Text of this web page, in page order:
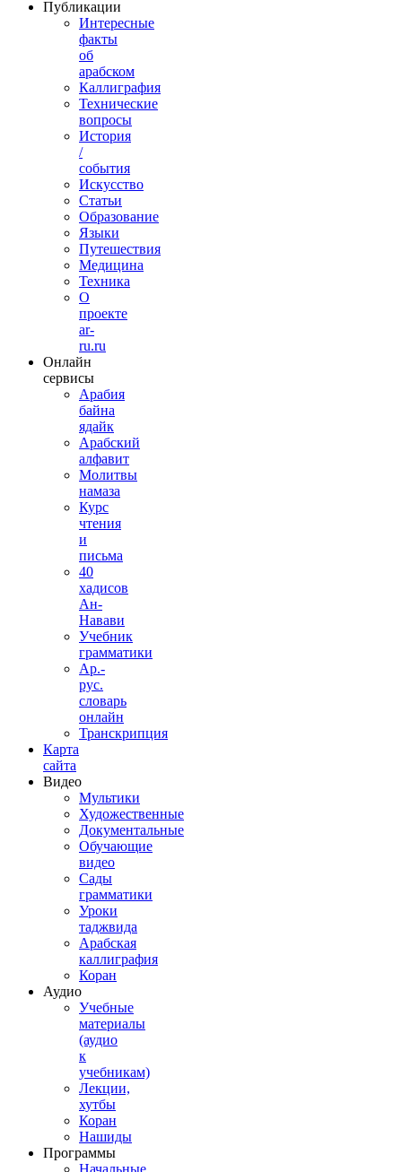
Публикации
Интересные
факты
об
арабском
Каллиграфия
Технические
вопросы
История
/
события
Искусство
Статьи
Образование
Языки
Путешествия
Медицина
Техника
О
проекте
ar-
ru.ru
Онлайн
сервисы
Арабия
байна
ядайк
Арабский
алфавит
Молитвы
намаза
Курс
чтения
и
письма
40
хадисов
Ан-
Навави
Учебник
грамматики
Ар.-
рус.
словарь
онлайн
Транскрипция
Карта
сайта
Видео
Мультики
Художественные
Документальные
Обучающие
видео
Сады
грамматики
Уроки
таджвида
Арабская
каллиграфия
Коран
Аудио
Учебные
материалы
(аудио
к
учебникам)
Лекции,
хутбы
Коран
Нашиды
Программы